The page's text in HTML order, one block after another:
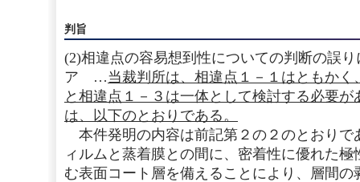
判旨
(2)相違点の容易想到性についての判断の誤り
ア …当裁判所は、相違点１－１はともか
と相違点１－３は一体として検討する必要
は、以下のとおりである。
本件発明の内容は前記第２の２のとおりで
ィルムと蒸着膜との間に、密着性に優れた
む表面コート層を備えることにより、層間